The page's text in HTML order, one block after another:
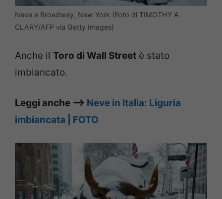
Neve a Broadway, New York (Foto di TIMOTHY A.
CLARY/AFP via Getty Images)
Anche il Toro di Wall Street è stato
imbiancato.
Leggi anche –> Neve in Italia: Liguria
imbiancata | FOTO